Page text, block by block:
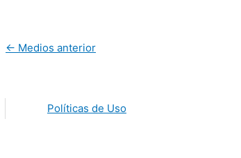
← Medios anterior
Políticas de Uso